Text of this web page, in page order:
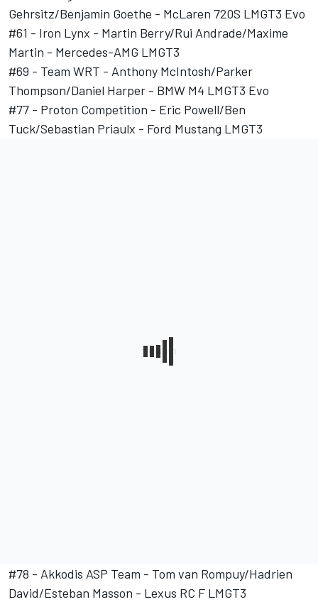
Gehrsitz/Benjamin Goethe - McLaren 720S LMGT3 Evo
#61 - Iron Lynx - Martin Berry/Rui Andrade/Maxime
Martin - Mercedes-AMG LMGT3
#69 - Team WRT - Anthony McIntosh/Parker
Thompson/Daniel Harper - BMW M4 LMGT3 Evo
#77 - Proton Competition - Eric Powell/Ben
Tuck/Sebastian Priaulx - Ford Mustang LMGT3
#78 - Akkodis ASP Team - Tom van Rompuy/Hadrien
David/Esteban Masson - Lexus RC F LMGT3